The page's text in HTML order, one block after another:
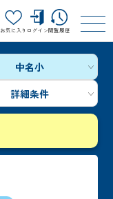
お気に入り ログイン閲覧履歴
中名小
詳細条件